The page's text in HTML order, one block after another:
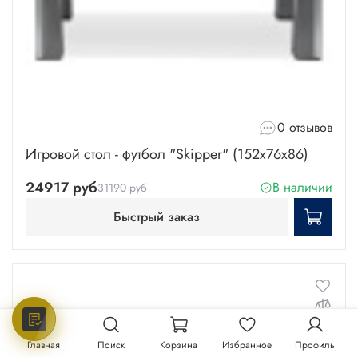
0 отзывов
Игровой стол - футбол "Skipper" (152x76x86)
24917 руб31190 руб
В наличии
Быстрый заказ
Главная Поиск Корзина Избранное Профиль